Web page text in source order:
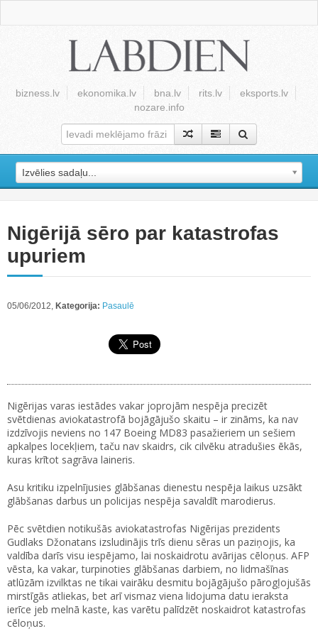
bizness.lv ekonomika.lv bna.lv rits.lv
eksports.lv
nozare.info
Izvēlies sadaļu...
Nigērijā sēro par katastrofas
upuriem
05/06/2012, Kategorija: Pasaulē
Nigērijas varas iestādes vakar joprojām nespēja precizēt
svētdienas aviokatastrofā bojāgājušo skaitu – ir zināms, ka nav
izdzīvojis neviens no 147 Boeing MD83 pasažieriem un sešiem
apkalpes locekļiem, taču nav skaidrs, cik cilvēku atradušies ēkās,
kuras krītot sagrāva laineris.
Asu kritiku izpelnījusies glābšanas dienestu nespēja laikus uzsākt
glābšanas darbus un policijas nespēja savaldīt marodierus.
Pēc svētdien notikušās aviokatastrofas Nigērijas prezidents
Gudlaks Džonatans izsludinājis trīs dienu sēras un paziņojis, ka
valdība darīs visu iespējamo, lai noskaidrotu avārijas cēloņus. AFP
vēsta, ka vakar, turpinoties glābšanas darbiem, no lidmašīnas
atlūzām izvilktas ne tikai vairāku desmitu bojāgājušo pārogļojušās
mirstīgās atliekas, bet arī vismaz viena lidojuma datu ieraksta
ierīce jeb melnā kaste, kas varētu palīdzēt noskaidrot katastrofas
cēloņus.